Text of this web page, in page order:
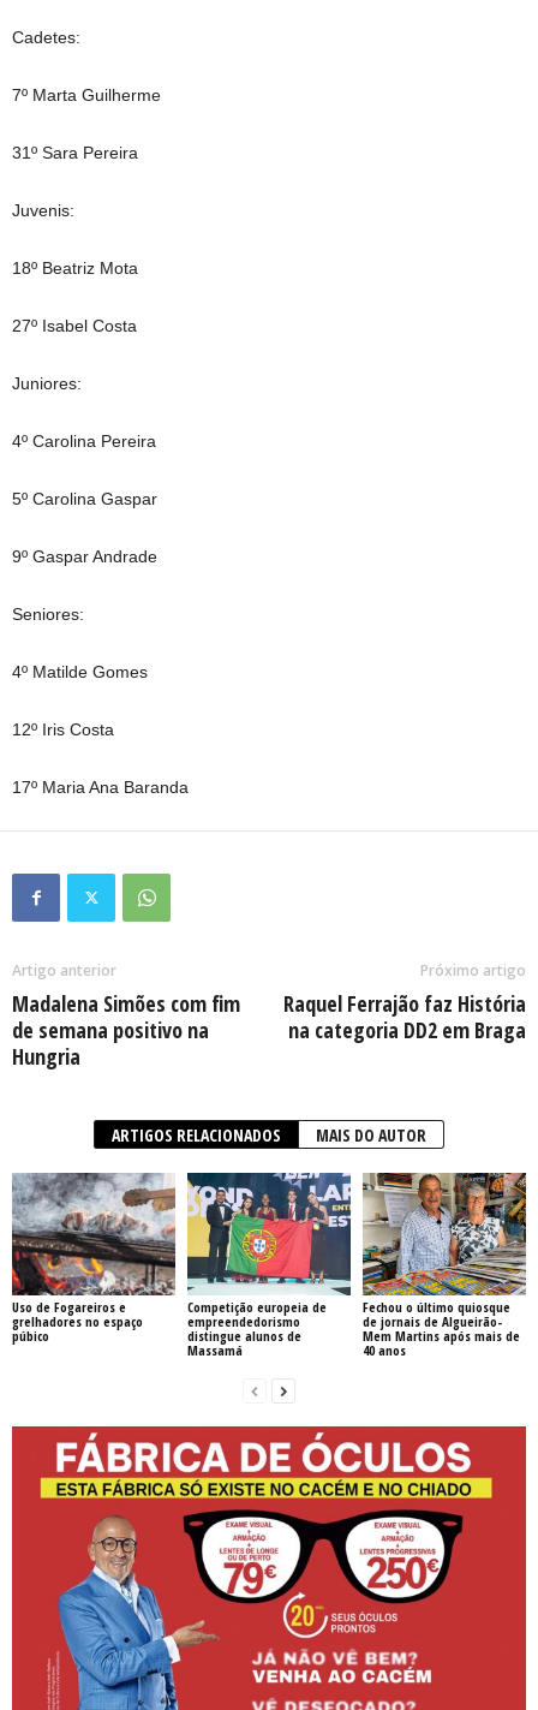
Cadetes:
7º Marta Guilherme
31º Sara Pereira
Juvenis:
18º Beatriz Mota
27º Isabel Costa
Juniores:
4º Carolina Pereira
5º Carolina Gaspar
9º Gaspar Andrade
Seniores:
4º Matilde Gomes
12º Iris Costa
17º Maria Ana Baranda
Artigo anterior
Madalena Simões com fim
de semana positivo na
Hungria
Próximo artigo
Raquel Ferrajão faz História
na categoria DD2 em Braga
ARTIGOS RELACIONADOS MAIS DO AUTOR
Uso de Fogareiros e
grelhadores no espaço
púbico
Competição europeia de
empreendedorismo
distingue alunos de
Massamá
Fechou o último quiosque
de jornais de Algueirão-
Mem Martins após mais de
40 anos